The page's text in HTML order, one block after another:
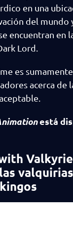
en una
del mundo
encuentran en
Lord.
es
acerca de
está